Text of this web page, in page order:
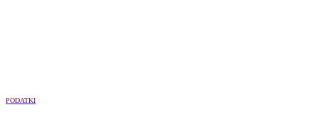
PODATKI